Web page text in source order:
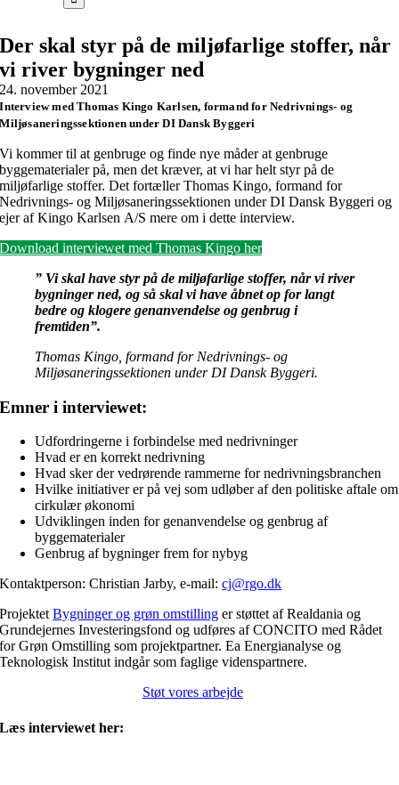
Der skal styr på de miljøfarlige stoffer, når
vi river bygninger ned
24. november 2021
Interview med Thomas Kingo Karlsen, formand for Nedrivnings- og
Miljøsaneringssektionen under DI Dansk Byggeri
Vi kommer til at genbruge og finde nye måder at genbruge
byggematerialer på, men det kræver, at vi har helt styr på de
miljøfarlige stoffer. Det fortæller Thomas Kingo, formand for
Nedrivnings- og Miljøsaneringssektionen under DI Dansk Byggeri og
ejer af Kingo Karlsen A/S mere om i dette interview.
Download interviewet med Thomas Kingo her
” Vi skal have styr på de miljøfarlige stoffer, når vi river
bygninger ned, og så skal vi have åbnet op for langt
bedre og klogere genanvendelse og genbrug i
fremtiden”.
Thomas Kingo, formand for Nedrivnings- og
Miljøsaneringssektionen under DI Dansk Byggeri.
Emner i interviewet:
Udfordringerne i forbindelse med nedrivninger
Hvad er en korrekt nedrivning
Hvad sker der vedrørende rammerne for nedrivningsbranchen
Hvilke initiativer er på vej som udløber af den politiske aftale om
cirkulær økonomi
Udviklingen inden for genanvendelse og genbrug af
byggematerialer
Genbrug af bygninger frem for nybyg
Kontaktperson: Christian Jarby, e-mail:cj@rgo.dk
ProjektetBygninger og grøn omstilling er støttet af Realdania og
Grundejernes Investeringsfond og udføres af CONCITO med Rådet
for Grøn Omstilling som projektpartner. Ea Energianalyse og
Teknologisk Institut indgår som faglige videnspartnere.
Støt vores arbejde
Læs interviewet her: